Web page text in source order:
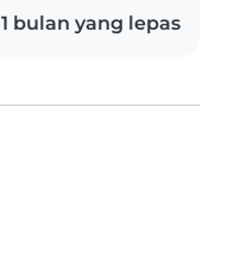
1 bulan yang lepas